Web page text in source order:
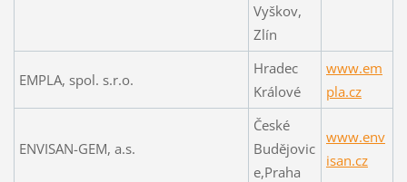
Vyškov,
Zlín
EMPLA, spol. s.r.o.
Hradec
Králové
www.em
pla.cz
ENVISAN-GEM, a.s.
České
Budějovic
e,Praha
www.env
isan.cz